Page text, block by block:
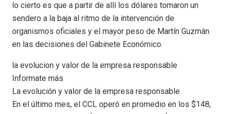
lo cierto es que a partir de allí los dólares tomaron un
sendero a la baja al ritmo de la intervención de
organismos oficiales y el mayor peso de Martín Guzmán
en las decisiones del Gabinete Económico.
la evolucion y valor de la empresa responsable
Informate más
La evolución y valor de la empresa responsable
En el último mes, el CCL operó en promedio en los $148,